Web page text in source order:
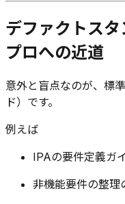
デファクトスタ
プロへの近道
意外と盲点なのが、標
ド）です。
例えば
IPAの要件定義ガ
非機能要件の整理